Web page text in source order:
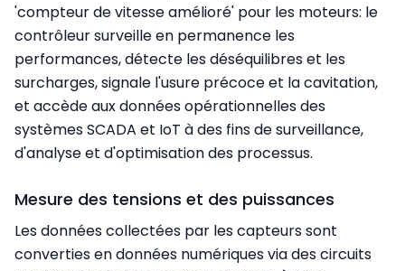
'compteur de vitesse amélioré' pour les moteurs: le
contrôleur surveille en permanence les
performances, détecte les déséquilibres et les
surcharges, signale l'usure précoce et la cavitation,
et accède aux données opérationnelles des
systèmes SCADA et IoT à des fins de surveillance,
d'analyse et d'optimisation des processus.
Mesure des tensions et des puissances
Les données collectées par les capteurs sont
converties en données numériques via des circuits